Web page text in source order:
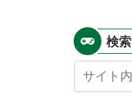
検索